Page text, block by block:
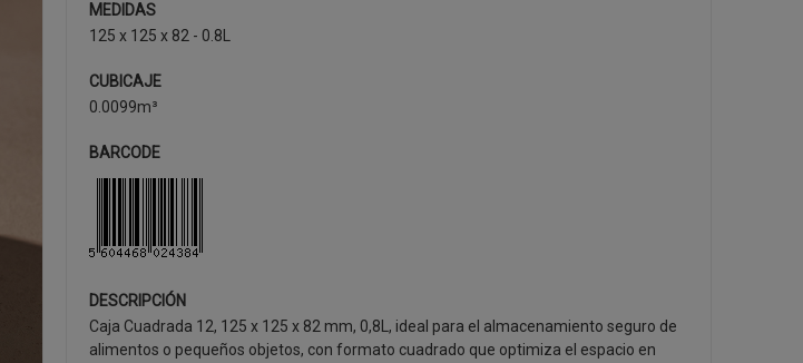
MEDIDAS
125 x 125 x 82 - 0.8L
CUBICAJE
0.0099m³
BARCODE
DESCRIPCIÓN
Caja Cuadrada 12, 125 x 125 x 82 mm, 0,8L, ideal para el almacenamiento seguro de
alimentos o pequeños objetos, con formato cuadrado que optimiza el espacio en